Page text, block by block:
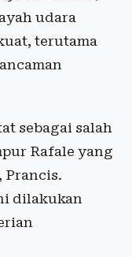
udara
terutama
sebagai salah
Rafale yang
Prancis.
dilakukan